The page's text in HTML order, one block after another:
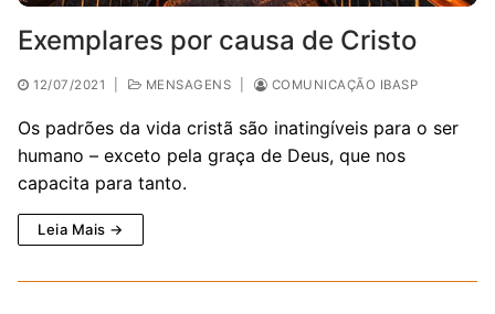
Exemplares por causa de Cristo
12/07/2021 MENSAGENS COMUNICAÇÃO IBASP
Os padrões da vida cristã são inatingíveis para o ser
humano – exceto pela graça de Deus, que nos
capacita para tanto.
Leia Mais →